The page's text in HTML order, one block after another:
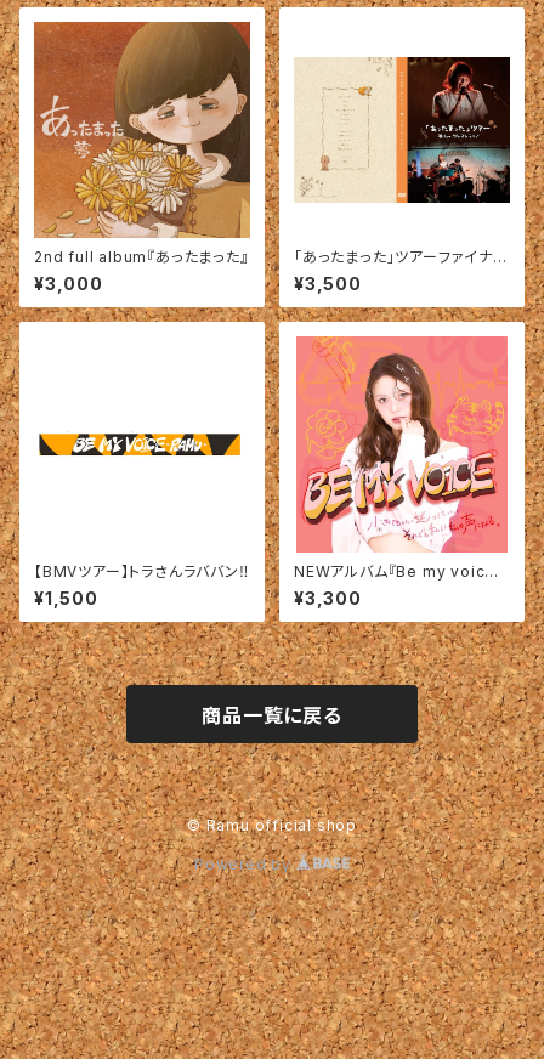
2nd full album『あったまった』
¥3,000
「あったまった」ツアーファイナ
ル〜夢1stワンマンライブ〜DV
D
¥3,500
【BMVツアー】トラさんラババン‼︎
¥1,500
NEWアルバム『Be my voic
e』‼︎
¥3,300
商品一覧に戻る
© Ramu official shop
Powered by